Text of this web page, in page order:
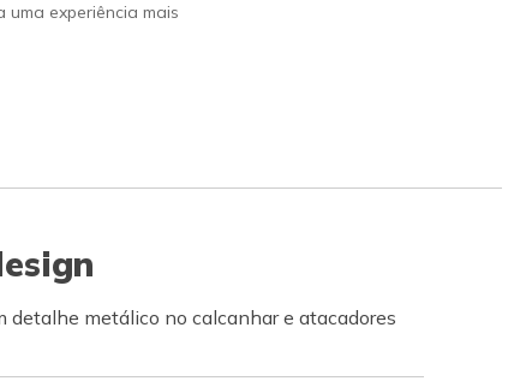
uma experiência mais
detalhe metálico no calcanhar e atacadores